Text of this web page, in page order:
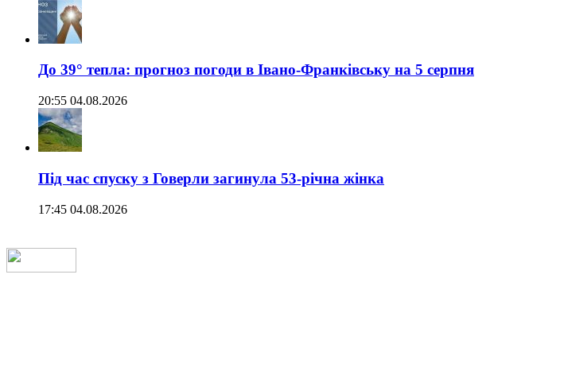
До 39° тепла: прогноз погоди в Івано-Франківську на 5 серпня
20:55 04.08.2026
Під час спуску з Говерли загинула 53-річна жінка
17:45 04.08.2026